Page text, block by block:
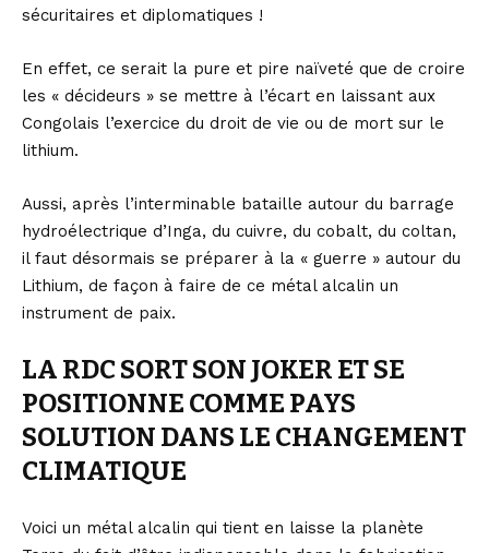
sécuritaires et diplomatiques !
En effet, ce serait la pure et pire naïveté que de croire
les « décideurs » se mettre à l’écart en laissant aux
Congolais l’exercice du droit de vie ou de mort sur le
lithium.
Aussi, après l’interminable bataille autour du barrage
hydroélectrique d’Inga, du cuivre, du cobalt, du coltan,
il faut désormais se préparer à la « guerre » autour du
Lithium, de façon à faire de ce métal alcalin un
instrument de paix.
LA RDC SORT SON JOKER ET SE
POSITIONNE COMME PAYS
SOLUTION DANS LE CHANGEMENT
CLIMATIQUE
Voici un métal alcalin qui tient en laisse la planète